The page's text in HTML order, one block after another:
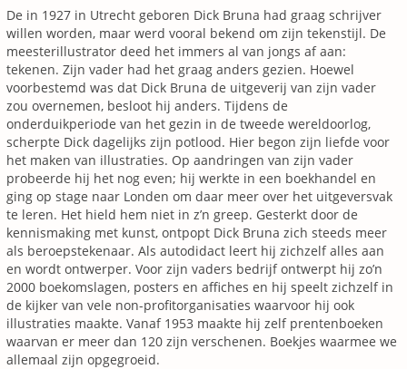
De in 1927 in Utrecht geboren Dick Bruna had graag schrijver
willen worden, maar werd vooral bekend om zijn tekenstijl. De
meesterillustrator deed het immers al van jongs af aan:
tekenen. Zijn vader had het graag anders gezien. Hoewel
voorbestemd was dat Dick Bruna de uitgeverij van zijn vader
zou overnemen, besloot hij anders. Tijdens de
onderduikperiode van het gezin in de tweede wereldoorlog,
scherpte Dick dagelijks zijn potlood. Hier begon zijn liefde voor
het maken van illustraties. Op aandringen van zijn vader
probeerde hij het nog even; hij werkte in een boekhandel en
ging op stage naar Londen om daar meer over het uitgeversvak
te leren. Het hield hem niet in z’n greep. Gesterkt door de
kennismaking met kunst, ontpopt Dick Bruna zich steeds meer
als beroepstekenaar. Als autodidact leert hij zichzelf alles aan
en wordt ontwerper. Voor zijn vaders bedrijf ontwerpt hij zo’n
2000 boekomslagen, posters en affiches en hij speelt zichzelf in
de kijker van vele non-profitorganisaties waarvoor hij ook
illustraties maakte. Vanaf 1953 maakte hij zelf prentenboeken
waarvan er meer dan 120 zijn verschenen. Boekjes waarmee we
allemaal zijn opgegroeid.